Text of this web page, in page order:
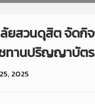
สวนดุสิต จัดกิ
ทานปริญญาบัตร
2025